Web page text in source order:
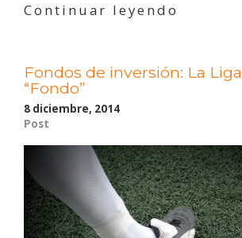
Continuar leyendo
bancos?
Fondos de inversión: La Liga
“Fondo”
8 diciembre, 2014
Post